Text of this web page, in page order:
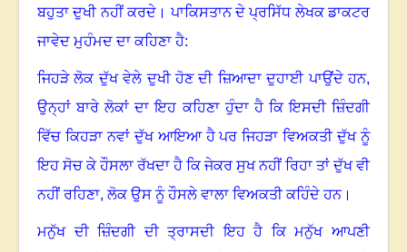
ਬਹੁਤਾ ਦੁਖੀ ਨਹੀਂ ਕਰਦੇ ।ਪਾਕਿਸਤਾਨ ਦੇ ਪ੍ਰਸਿੱਧ ਲੇਖਕ ਡਾਕਟਰ
ਜਾਵੇਦ ਮੁਹੰਮਦ ਦਾ ਕਹਿਣਾ ਹੈ:
ਜਿਹੜੇ ਲੋਕ ਦੁੱਖ ਵੇਲੇ ਦੁਖੀ ਹੋਣ ਦੀ ਜ਼ਿਆਦਾ ਦੁਹਾਈ ਪਾਉਂਦੇ ਹਨ,
ਉਨ੍ਹਾਂ ਬਾਰੇ ਲੋਕਾਂ ਦਾ ਇਹ ਕਹਿਣਾ ਹੁੰਦਾ ਹੈ ਕਿ ਇਸਦੀ ਜ਼ਿੰਦਗੀ
ਵਿੱਚ ਕਿਹੜਾ ਨਵਾਂ ਦੁੱਖ ਆਇਆ ਹੈ ਪਰ ਜਿਹੜਾ ਵਿਅਕਤੀ ਦੁੱਖ ਨੂੰ
ਇਹ ਸੋਚ ਕੇ ਹੌਸਲਾ ਰੱਖਦਾ ਹੈ ਕਿ ਜੇਕਰ ਸੁਖ ਨਹੀਂ ਰਿਹਾ ਤਾਂ ਦੁੱਖ ਵੀ
ਨਹੀਂ ਰਹਿਣਾ,ਲੋਕ ਉਸ ਨੂੰ ਹੌਸਲੇ ਵਾਲਾ ਵਿਅਕਤੀ ਕਹਿੰਦੇ ਹਨ।
ਮਨੁੱਖ ਦੀ ਜ਼ਿੰਦਗੀ ਦੀ ਤ੍ਰਾਸਦੀ ਇਹ ਹੈ ਕਿ ਮਨੁੱਖ ਆਪਣੀ